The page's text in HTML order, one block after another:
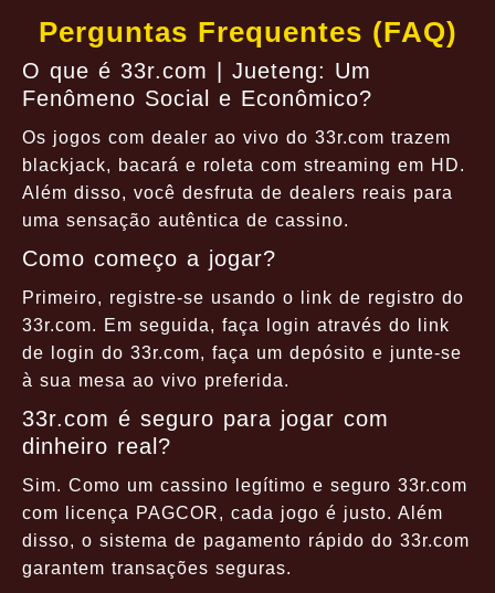
Perguntas Frequentes (FAQ)
O que é 33r.com | Jueteng: Um
Fenômeno Social e Econômico?
Os jogos com dealer ao vivo do 33r.com trazem
blackjack, bacará e roleta com streaming em HD.
Além disso, você desfruta de dealers reais para
uma sensação autêntica de cassino.
Como começo a jogar?
Primeiro, registre-se usando o link de registro do
33r.com. Em seguida, faça login através do link
de login do 33r.com, faça um depósito e junte-se
à sua mesa ao vivo preferida.
33r.com é seguro para jogar com
dinheiro real?
Sim. Como um cassino legítimo e seguro 33r.com
com licença PAGCOR, cada jogo é justo. Além
disso, o sistema de pagamento rápido do 33r.com
garantem transações seguras.